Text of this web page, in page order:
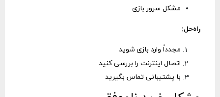
مشکل سرور بازی
راه‌حل:
مجدداً وارد بازی شوید
اتصال اینترنت را بررسی کنید
با پشتیبانی تماس بگیرید